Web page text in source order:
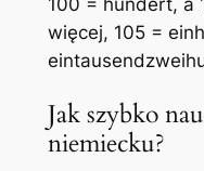
więcej, 105 =
Jak szybko
niemiecku?